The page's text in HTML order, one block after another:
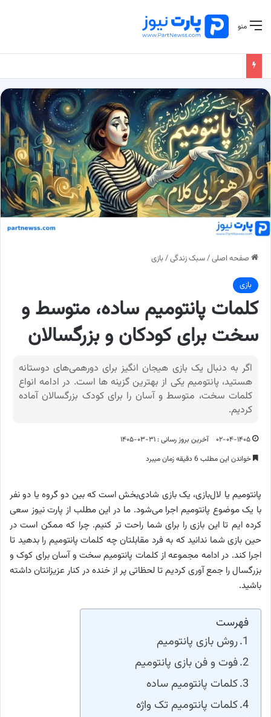
منو
صفحه اصلی/سبک زندگی/بازی
بازی
کلمات پانتومیم ساده، متوسط و
سخت برای کودکان و بزرگسالان
اگر به دنبال یک بازی هیجان انگیز برای دورهمی‌های دوستانه
هستید، پانتومیم یکی از بهترین گزینه ها است. در ادامه انواع
کلمات سخت، متوسط و آسان را برای کودک بزرگسالان آماده
کردیم.
۰۲-۰۴-۱۴۰۵
آخرین بروز رسانی : ۳۱-۰۳-۱۴۰۵
خواندن این مطلب 6 دقیقه زمان میبرد
پانتومیم یا لال‌بازی، یک بازی شادی‌بخش است که بین دو گروه یا دو نفر
با یک موضوع پانتومیم اجرا می‌شود. ما در این مطلب از پارت نیوز سعی
کرده ایم تا این بازی را برای شما راحت تر کنیم. چرا که ممکن است در
حین بازی شما ندانید که به فرد مقابلتان چه کلمات پانتومیم را بدهید تا
اجرا کند. در ادامه مجموعه از کلمات پانتومیم سخت و آسان برای کوک و
بزرگسال را جمع آوری کردیم تا لحظاتی پر از خنده در کنار عزیزانتان داشته
باشید.
فهرست
روش بازی پانتومیم
فوت و فن بازی پانتومیم
کلمات پانتومیم ساده
کلمات پانتومیم تک واژه